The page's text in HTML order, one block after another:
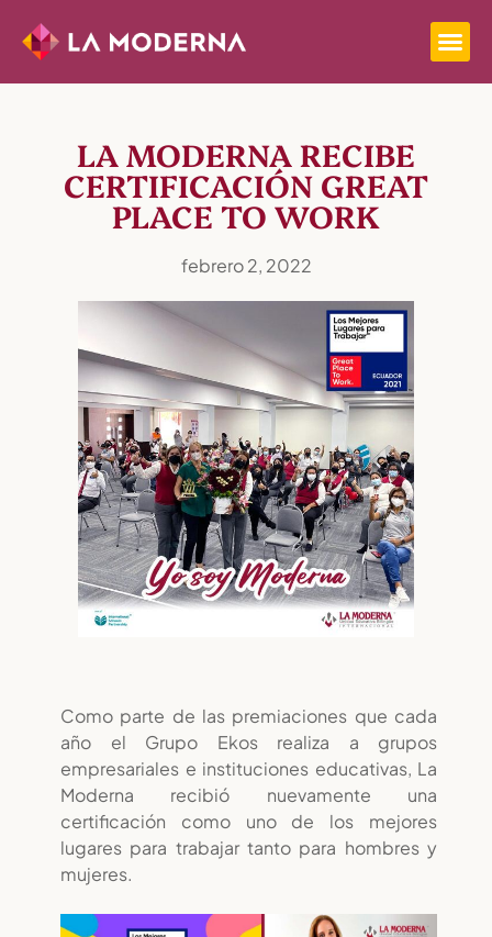
LA MODERNA RECIBE
CERTIFICACIÓN GREAT
PLACE TO WORK
febrero 2, 2022
Como parte de las premiaciones que cada
año el Grupo Ekos realiza a grupos
empresariales e instituciones educativas, La
Moderna recibió nuevamente una
certificación como uno de los mejores
lugares para trabajar tanto para hombres y
mujeres.